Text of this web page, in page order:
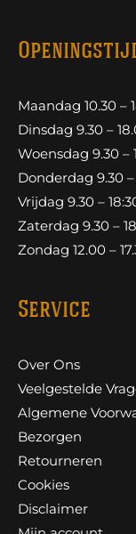
Maandag 10.30 –
Dinsdag 9.30 –
Woensdag 9.30 –
Donderdag 9.30 –
Vrijdag 9.30 –
Zaterdag 9.30 –
Zondag 12.00 –
Service
Over Ons
Veelgestelde
Algemene
Bezorgen
Retourneren
Cookies
Disclaimer